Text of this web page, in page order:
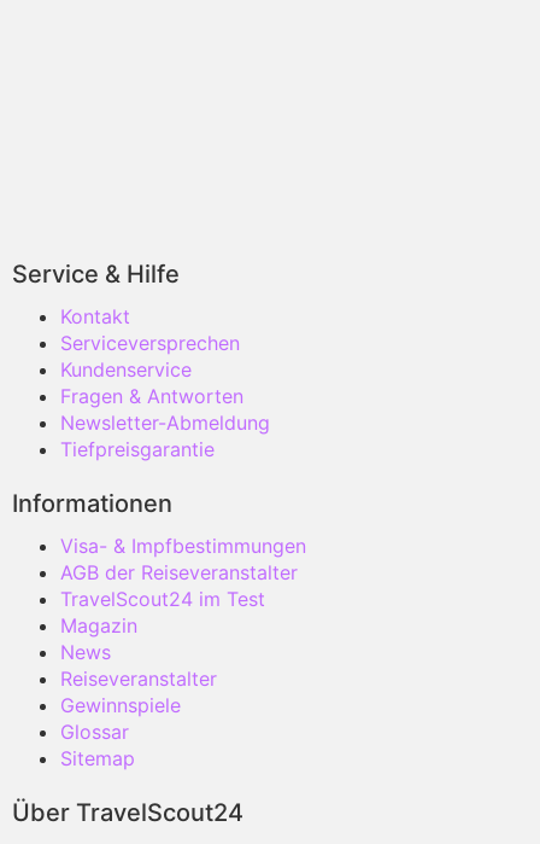
Service & Hilfe
Kontakt
Serviceversprechen
Kundenservice
Fragen & Antworten
Newsletter-Abmeldung
Tiefpreisgarantie
Informationen
Visa- & Impfbestimmungen
AGB der Reiseveranstalter
TravelScout24 im Test
Magazin
News
Reiseveranstalter
Gewinnspiele
Glossar
Sitemap
Über TravelScout24